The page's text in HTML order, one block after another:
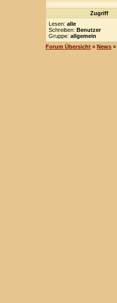
Zugriff
Lesen: alle
Schreiben: Benutzer
Gruppe: allgemein
Forum Übersicht » News »